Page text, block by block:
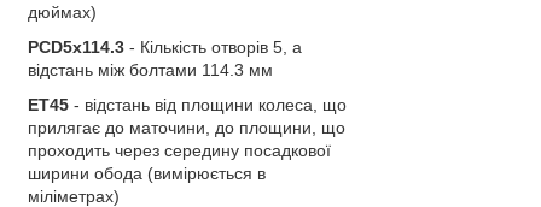
дюймах)
PCD5x114.3 - Кількість отворів 5, а
відстань між болтами 114.3 мм
ET45 - відстань від площини колеса, що
прилягає до маточини, до площини, що
проходить через середину посадкової
ширини обода (вимірюється в
міліметрах)